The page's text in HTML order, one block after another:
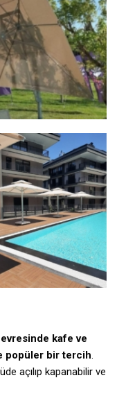
kafe ve
popüler bir tercih.
açılıp kapanabilir ve